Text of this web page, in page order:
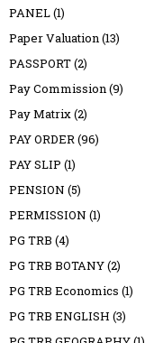
PANEL(1)
Paper Valuation(13)
PASSPORT(2)
Pay Commission(9)
Pay Matrix(2)
PAY ORDER(96)
PAY SLIP (1)
PENSION (5)
PERMISSION (1)
PG TRB (4)
PG TRB BOTANY(2)
PG TRB Economics (1)
PG TRB ENGLISH (3)